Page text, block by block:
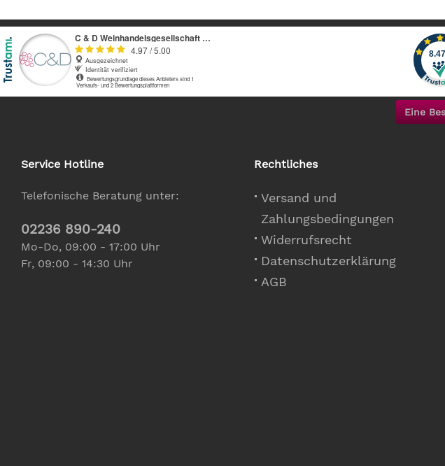
Eine
Service Hotline
Telefonische Beratung unter:
02236 890-240
Mo-Do, 09:00 - 17:00 Uhr
Fr, 09:00 - 14:30 Uhr
Rechtliches
Versand und
Zahlungsbedingungen
Widerrufsrecht
Datenschutzerklärung
AGB